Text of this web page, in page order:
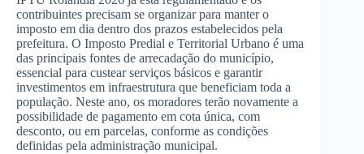
contribuintes precisam se organizar para manter o
imposto em dia dentro dos prazos estabelecidos pela
prefeitura. O Imposto Predial e Territorial Urbano é uma
das principais fontes de arrecadação do município,
essencial para custear serviços básicos e garantir
investimentos em infraestrutura que beneficiam toda a
população. Neste ano, os moradores terão novamente a
possibilidade de pagamento em cota única, com
desconto, ou em parcelas, conforme as condições
definidas pela administração municipal.